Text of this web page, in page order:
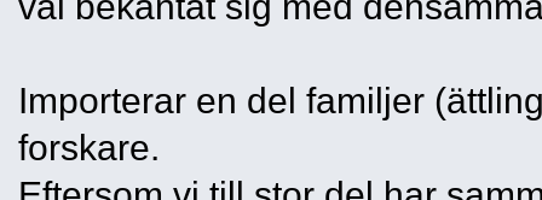
Importerar en del familjer
forskare.